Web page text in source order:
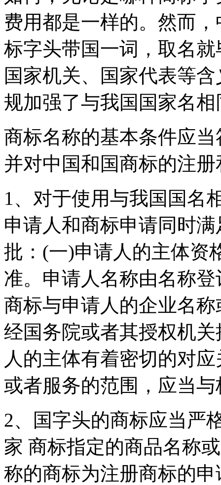
费用都是一样的。然而
标字头带国一词，取名
国家机关、国家代表等
规加强了与我国国家名
商标名称的基本条件应
并对中国和国商标的注
1、对于使用与我国国名
申请人和商标申请同时
批：(一)申请人的主体资
准。申请人名称由名称
商标与申请人的企业名
经国务院或者其授权机
人的主体有着密切的对
或者服务的范围，应当
2、国字头的商标应当严
家 商标指定的商品名称
称的商标为注册商标的